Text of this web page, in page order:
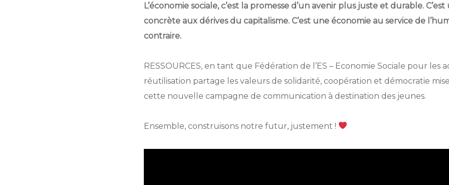
L’économie sociale, c’est la promesse d’un avenir plus juste et durable.
concrète aux dérives du capitalisme. C’est une économie au service de
contraire.
RESSOURCES, en tant que Fédération de l’ES – Economie Sociale pour les
réutilisation partage les valeurs de solidarité, coopération et démocratie
cette nouvelle campagne de communication à destination des jeunes.
Ensemble, construisons notre futur, justement !